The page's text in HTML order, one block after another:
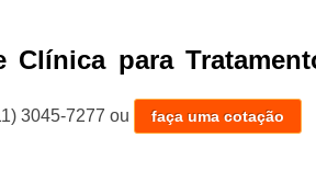
Clínica para
3045-7277 ou faça uma cotação